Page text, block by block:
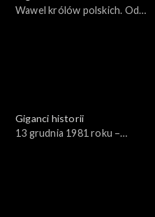
Wawel królów polskich. Od
Giganci historii
13 grudnia 1981 roku –